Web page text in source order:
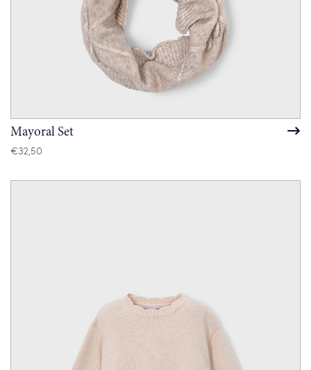
Mayoral Set
€32,50